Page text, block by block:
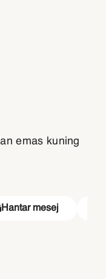
emas kuning
Hantar mesej